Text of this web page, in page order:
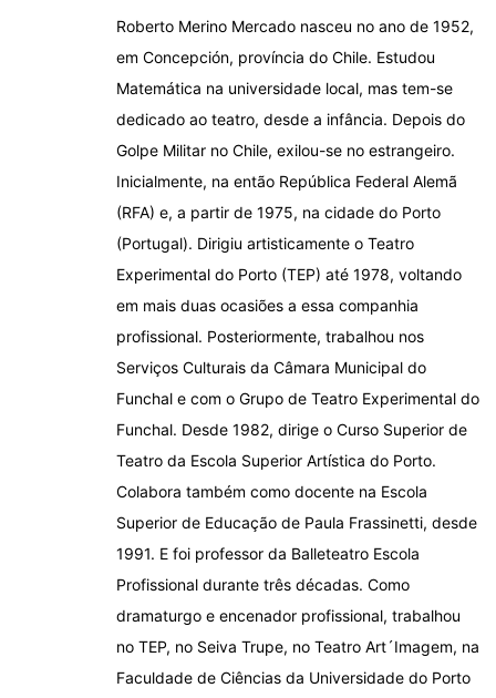
Roberto Merino Mercado nasceu no ano de 1952,
em Concepción, província do Chile. Estudou
Matemática na universidade local, mas tem-se
dedicado ao teatro, desde a infância. Depois do
Golpe Militar no Chile, exilou-se no estrangeiro.
Inicialmente, na então República Federal Alemã
(RFA) e, a partir de 1975, na cidade do Porto
(Portugal). Dirigiu artisticamente o Teatro
Experimental do Porto (TEP) até 1978, voltando
em mais duas ocasiões a essa companhia
profissional. Posteriormente, trabalhou nos
Serviços Culturais da Câmara Municipal do
Funchal e com o Grupo de Teatro Experimental do
Funchal. Desde 1982, dirige o Curso Superior de
Teatro da Escola Superior Artística do Porto.
Colabora também como docente na Escola
Superior de Educação de Paula Frassinetti, desde
1991. E foi professor da Balleteatro Escola
Profissional durante três décadas. Como
dramaturgo e encenador profissional, trabalhou
no TEP, no Seiva Trupe, no Teatro Art´Imagem, na
Faculdade de Ciências da Universidade do Porto